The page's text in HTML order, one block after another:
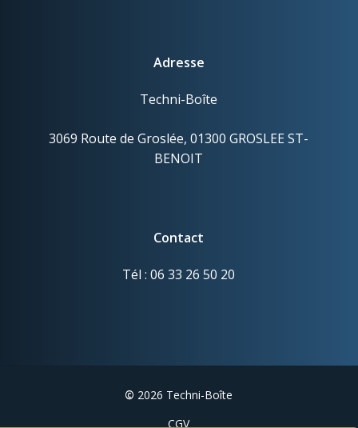
Adresse
Techni-Boîte
3069 Route de Groslée, 01300 GROSLEE ST-
BENOIT
Contact
Tél : 06 33 26 50 20
© 2026 Techni-Boîte
CGV